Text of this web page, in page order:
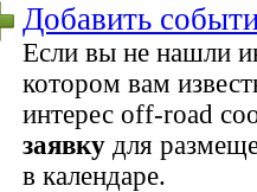
Добавить
Если вы не нашли
котором вам
интерес оff-road
заявку для
в календаре.